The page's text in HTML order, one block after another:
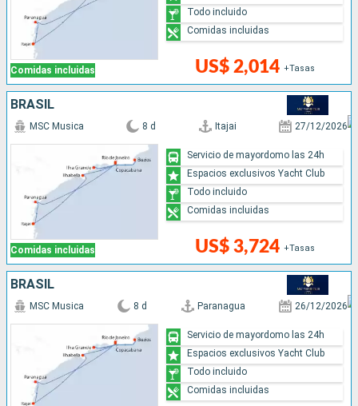
Comidas incluidas US$ 2,014 +Tasas
Todo incluido
Comidas incluidas
BRASIL
Comidas incluidas
MSC Musica 8 d Itajai 27/12/2026
US$ 3,724 +Tasas
Servicio de mayordomo las 24h
Espacios exclusivos Yacht Club
Todo incluido
Comidas incluidas
BRASIL
MSC Musica 8 d Paranagua 26/12/2026
Servicio de mayordomo las 24h
Espacios exclusivos Yacht Club
Todo incluido
Comidas incluidas